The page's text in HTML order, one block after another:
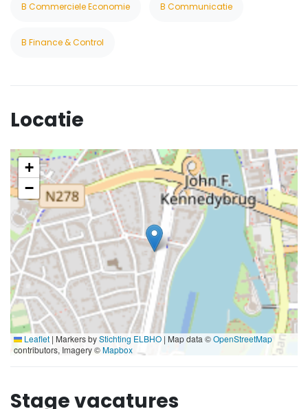
B Commerciele Economie B Communicatie
B Finance & Control
Locatie
+
−
Leaflet | Markers byStichting ELBHO | Map data ©OpenStreetMap
contributors, Imagery ©Mapbox
Stage vacatures